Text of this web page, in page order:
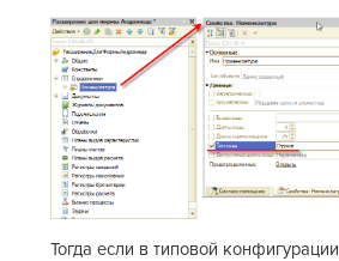
Тогда если в типовой конфигурации